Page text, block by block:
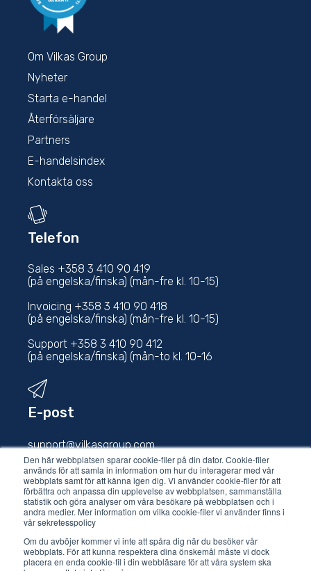
Den här webbplatsen sparar cookie-filer på din dator. Cookie-filer
används för att samla in information om hur du interagerar med vår
webbplats samt för att känna igen dig. Vi använder cookie-filer för att
förbättra och anpassa din upplevelse av webbplatsen, sammanställa
statistik och göra analyser om våra besökare på webbplatsen och i
andra medier. Mer information om vilka cookie-filer vi använder finns i
vår sekretesspolicy
Om du avböjer kommer vi inte att spåra dig när du besöker vår
webbplats. För att kunna respektera dina önskemål måste vi dock
placera en enda cookie-fil i din webbläsare för att våra system ska
Om Vilkas Group
Nyheter
Starta e-handel
Återförsäljare
Partners
E-handelsindex
Kontakta oss
Telefon
Sales +358 3 410 90 419
(på engelska/finska) (mån-fre kl. 10-15)
Invoicing +358 3 410 90 418
(på engelska/finska) (mån-fre kl. 10-15)
Support +358 3 410 90 412
(på engelska/finska) (mån-to kl. 10-16
E-post
support@vilkasgroup.com
sales@vilkasgroup.com